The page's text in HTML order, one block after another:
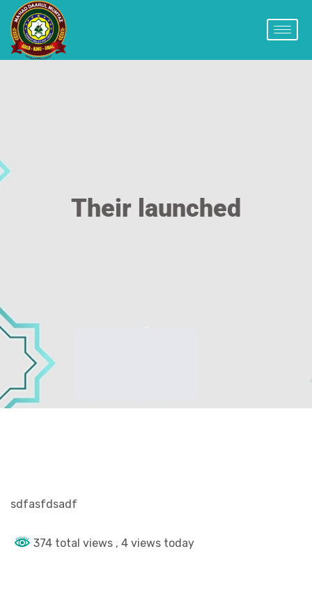
Their launched
sdfasfdsadf
374 total views , 4 views today